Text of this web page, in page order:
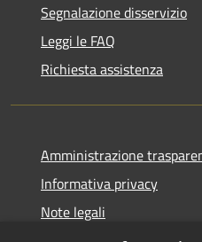
Segnalazione disservizio
Leggi le FAQ
Richiesta assistenza
Amministrazione
Informativa privacy
Note legali